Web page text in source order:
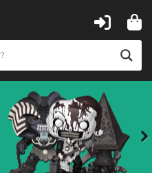
Next